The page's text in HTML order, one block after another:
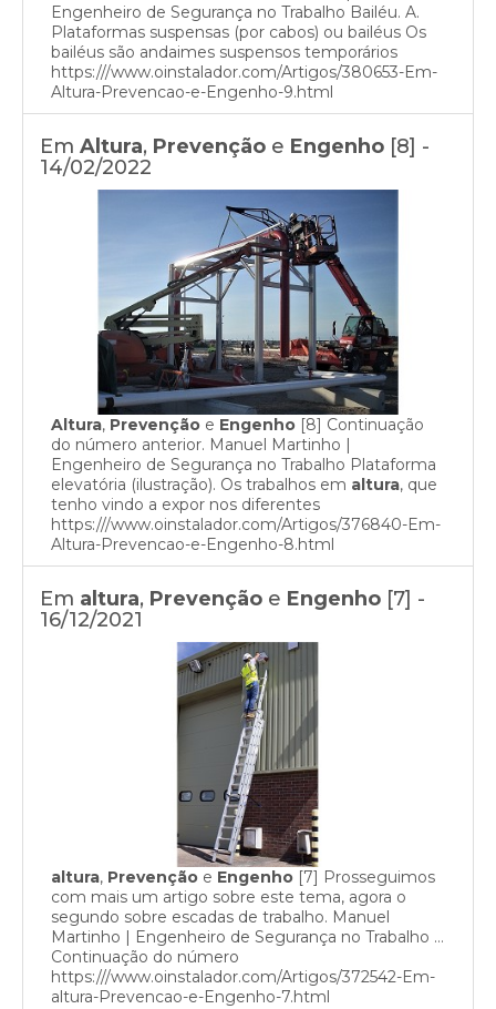
Engenheiro de Segurança no Trabalho Bailéu. A.
Plataformas suspensas (por cabos) ou bailéus Os
bailéus são andaimes suspensos temporários
https:///www.oinstalador.com/Artigos/380653-Em-
Altura-Prevencao-e-Engenho-9.html
Em Altura, Prevenção e Engenho [8] -
14/02/2022
Altura, Prevenção e Engenho [8] Continuação
do número anterior. Manuel Martinho |
Engenheiro de Segurança no Trabalho Plataforma
elevatória (ilustração). Os trabalhos em altura, que
tenho vindo a expor nos diferentes
https:///www.oinstalador.com/Artigos/376840-Em-
Altura-Prevencao-e-Engenho-8.html
Em altura, Prevenção e Engenho [7] -
16/12/2021
altura, Prevenção e Engenho [7] Prosseguimos
com mais um artigo sobre este tema, agora o
segundo sobre escadas de trabalho. Manuel
Martinho | Engenheiro de Segurança no Trabalho …
Continuação do número
https:///www.oinstalador.com/Artigos/372542-Em-
altura-Prevencao-e-Engenho-7.html